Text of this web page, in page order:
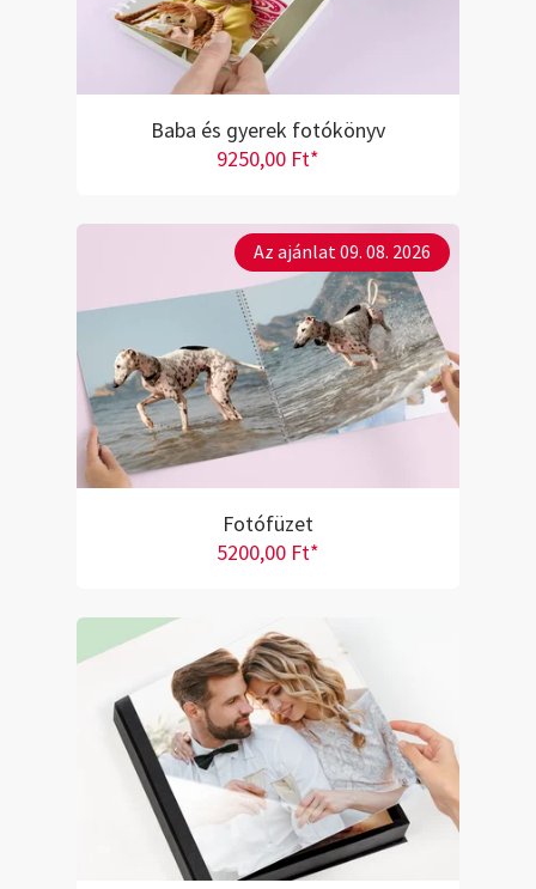
Baba és gyerek fotókönyv
9250,00 Ft*
Az ajánlat 09. 08. 2026
Fotófüzet
5200,00 Ft*